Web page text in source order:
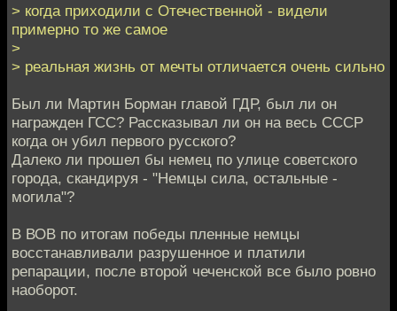
> когда приходили с Отечественной - видели
примерно то же самое
>
> реальная жизнь от мечты отличается очень сильно
Был ли Мартин Борман главой ГДР, был ли он
награжден ГСС? Рассказывал ли он на весь СССР
когда он убил первого русского?
Далеко ли прошел бы немец по улице советского
города, скандируя - "Немцы сила, остальные -
могила"?
В ВОВ по итогам победы пленные немцы
восстанавливали разрушенное и платили
репарации, после второй чеченской все было ровно
наоборот.